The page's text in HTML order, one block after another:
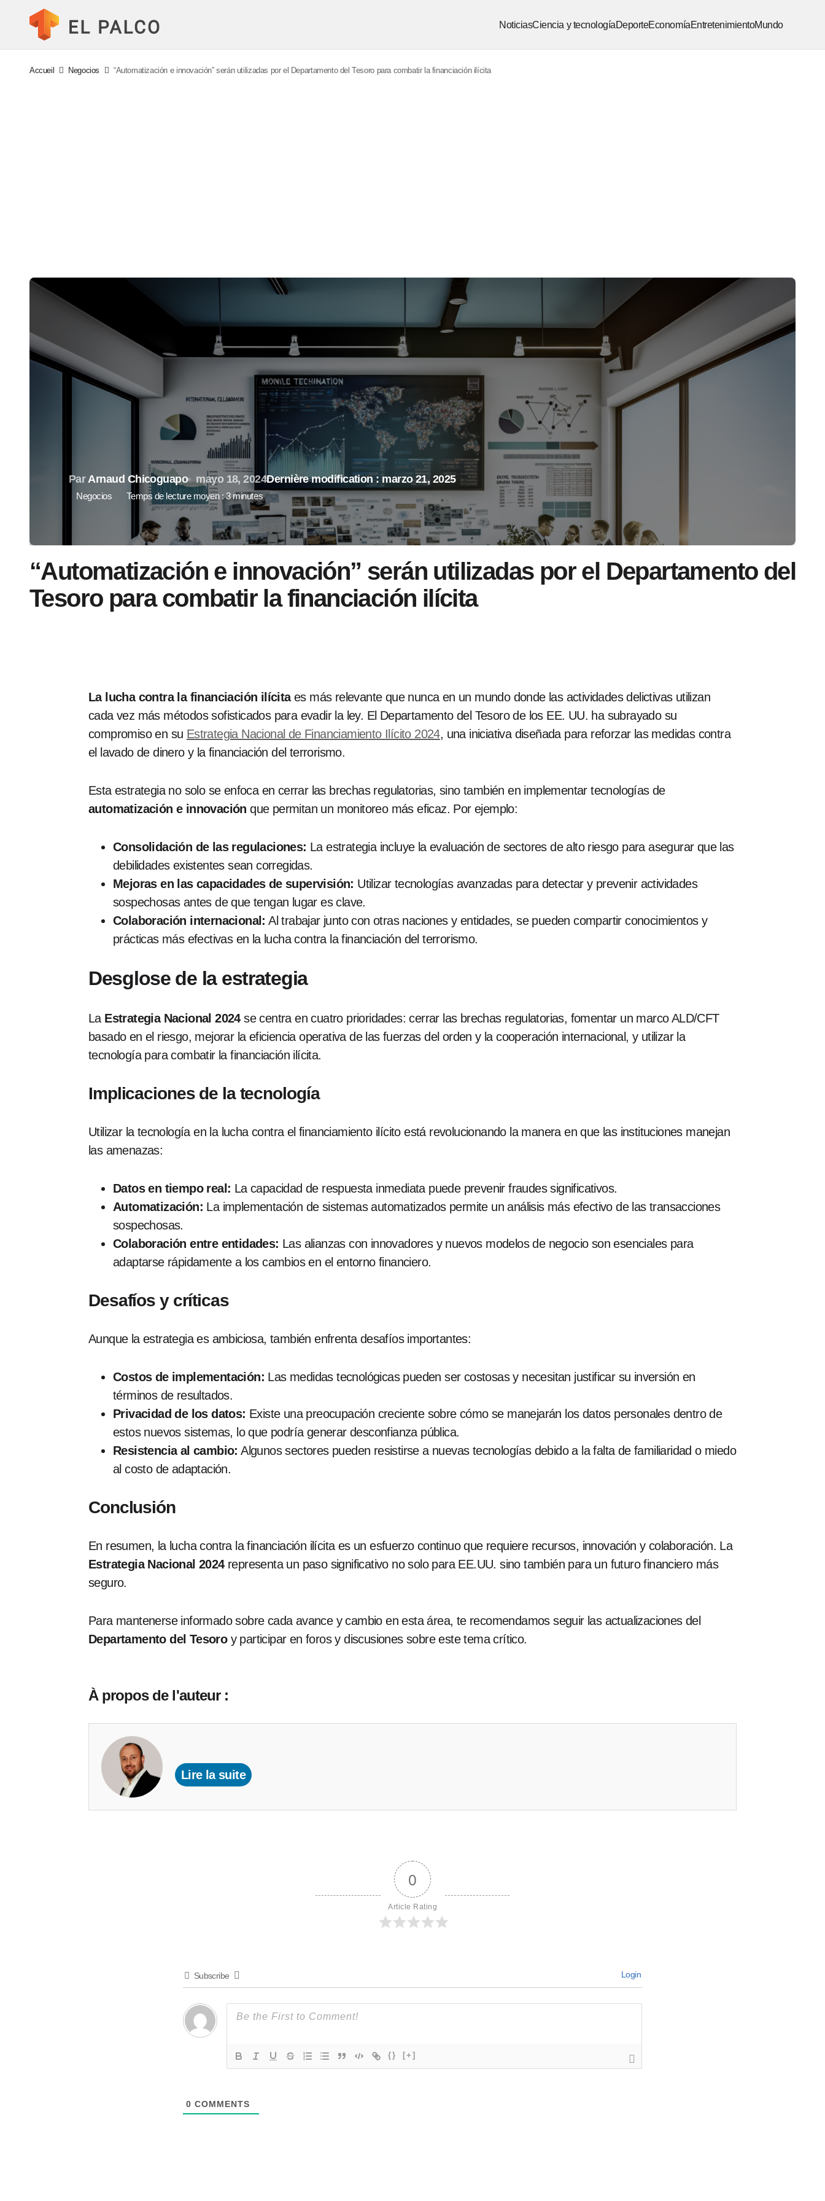
NoticiasCiencia y tecnologíaDeporteEconomíaEntretenimientoMundo
Accueil Negocios “Automatización e innovación” serán utilizadas por el Departamento del Tesoro para combatir la financiación ilícita
Par Arnaud Chicoguapo mayo 18, 2024Dernière modification : marzo 21, 2025
Negocios Temps de lecture moyen : 3 minutes
“Automatización e innovación” serán utilizadas por el Departamento del
Tesoro para combatir la financiación ilícita
La lucha contra la financiación ilícitaes más relevante que nunca en un mundo donde las actividades delictivas utilizan
cada vez más métodos sofisticados para evadir la ley. El Departamento del Tesoro de los EE. UU. ha subrayado su
compromiso en su Estrategia Nacional de Financiamiento Ilícito 2024, una iniciativa diseñada para reforzar las medidas contra
el lavado de dinero y la financiación del terrorismo.
Esta estrategia no solo se enfoca en cerrar las brechas regulatorias, sino también en implementar tecnologías de
automatización e innovación que permitan un monitoreo más eficaz. Por ejemplo:
Consolidación de las regulaciones: La estrategia incluye la evaluación de sectores de alto riesgo para asegurar que las
debilidades existentes sean corregidas.
Mejoras en las capacidades de supervisión: Utilizar tecnologías avanzadas para detectar y prevenir actividades
sospechosas antes de que tengan lugar es clave.
Colaboración internacional: Al trabajar junto con otras naciones y entidades, se pueden compartir conocimientos y
prácticas más efectivas en la lucha contra la financiación del terrorismo.
Desglose de la estrategia
La Estrategia Nacional 2024se centra en cuatro prioridades: cerrar las brechas regulatorias, fomentar un marco ALD/CFT
basado en el riesgo, mejorar la eficiencia operativa de las fuerzas del orden y la cooperación internacional, y utilizar la
tecnología para combatir la financiación ilícita.
Implicaciones de la tecnología
Utilizar la tecnología en la lucha contra el financiamiento ilícito está revolucionando la manera en que las instituciones manejan
las amenazas:
Datos en tiempo real: La capacidad de respuesta inmediata puede prevenir fraudes significativos.
Automatización: La implementación de sistemas automatizados permite un análisis más efectivo de las transacciones
sospechosas.
Colaboración entre entidades: Las alianzas con innovadores y nuevos modelos de negocio son esenciales para
adaptarse rápidamente a los cambios en el entorno financiero.
Desafíos y críticas
Aunque la estrategia es ambiciosa, también enfrenta desafíos importantes:
Costos de implementación: Las medidas tecnológicas pueden ser costosas y necesitan justificar su inversión en
términos de resultados.
Privacidad de los datos: Existe una preocupación creciente sobre cómo se manejarán los datos personales dentro de
estos nuevos sistemas, lo que podría generar desconfianza pública.
Resistencia al cambio: Algunos sectores pueden resistirse a nuevas tecnologías debido a la falta de familiaridad o miedo
al costo de adaptación.
Conclusión
En resumen, la lucha contra la financiación ilícita es un esfuerzo continuo que requiere recursos, innovación y colaboración. La
Estrategia Nacional 2024representa un paso significativo no solo para EE.UU. sino también para un futuro financiero más
seguro.
Para mantenerse informado sobre cada avance y cambio en esta área, te recomendamos seguir las actualizaciones del
Departamento del Tesoroy participar en foros y discusiones sobre este tema crítico.
À propos de l'auteur :
Lire la suite
0
Article Rating
Subscribe Login
{} [+]
0 COMMENTS